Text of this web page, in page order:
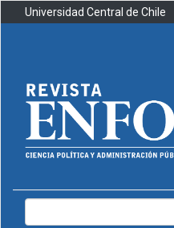
Navegación
principal
lateral
Universidad Central de Chile